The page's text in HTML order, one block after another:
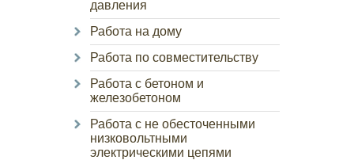
давления
Работа на дому
Работа по совместительству
Работа с бетоном и
железобетоном
Работа с не обесточенными
низковольтными
электрическими цепями